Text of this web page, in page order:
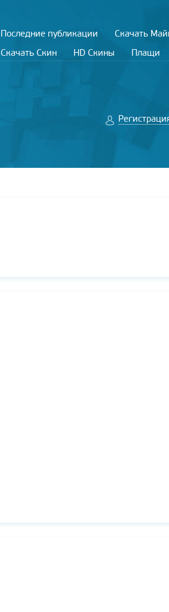
Последние публикации Скачать
Скачать Скин
HD Скины Плащи